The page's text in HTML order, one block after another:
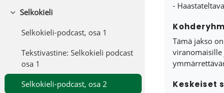
-
Tämä jakso
viranomaisille
Keskeiset
Tiivistä
Selkokieli
Selkokieli-podcast, osa 1
Tekstivastine: Selkokieli podcast
osa 1
Selkokieli-podcast, osa 2